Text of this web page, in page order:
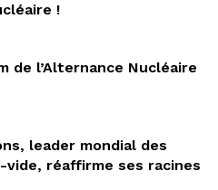
!
de l’Alternance Nucléaire
leader mondial des
réaffirme ses racines